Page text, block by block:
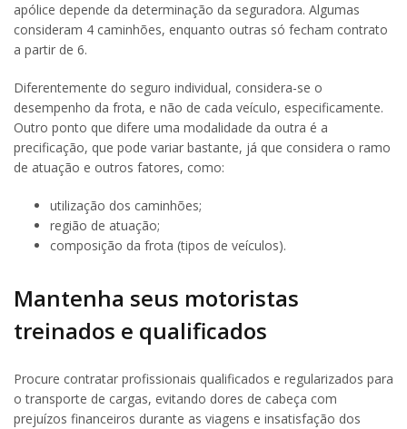
apólice depende da determinação da seguradora. Algumas
consideram 4 caminhões, enquanto outras só fecham contrato
a partir de 6.
Diferentemente do seguro individual, considera-se o
desempenho da frota, e não de cada veículo, especificamente.
Outro ponto que difere uma modalidade da outra é a
precificação, que pode variar bastante, já que considera o ramo
de atuação e outros fatores, como:
utilização dos caminhões;
região de atuação;
composição da frota (tipos de veículos).
Mantenha seus motoristas
treinados e qualificados
Procure contratar profissionais qualificados e regularizados para
o transporte de cargas, evitando dores de cabeça com
prejuízos financeiros durante as viagens e insatisfação dos